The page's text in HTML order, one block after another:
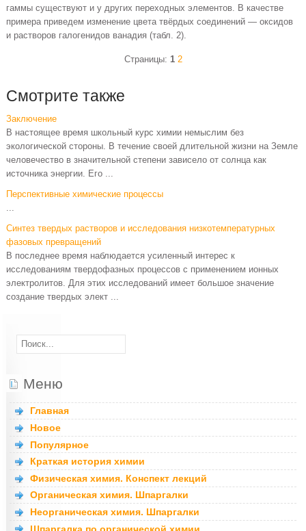
гаммы существуют и у других переходных элементов. В качестве
примера приведем изме­нение цвета твёрдых соединений — оксидов
и растворов галогенидов ванадия (табл. 2).
Страницы: 1 2
Смотрите также
Заключение
В настоящее время школьный курс химии немыслим без
экологической стороны. В течение своей длительной жизни на Земле
человечество в значительной степени зависело от солнца как
источника энергии. Его ...
Перспективные химические процессы
...
Синтез твердых растворов и исследования низкотемпературных
фазовых превращений
В последнее время наблюдается усиленный интерес к
исследованиям твердофазных процессов с применением ионных
электролитов. Для этих исследований имеет большое значение
создание твердых элект ...
Меню
Главная
Новое
Популярное
Краткая история химии
Физическая химия. Конспект лекций
Органическая химия. Шпаргалки
Неорганическая химия. Шпаргалки
Шпаргалка по органической химии